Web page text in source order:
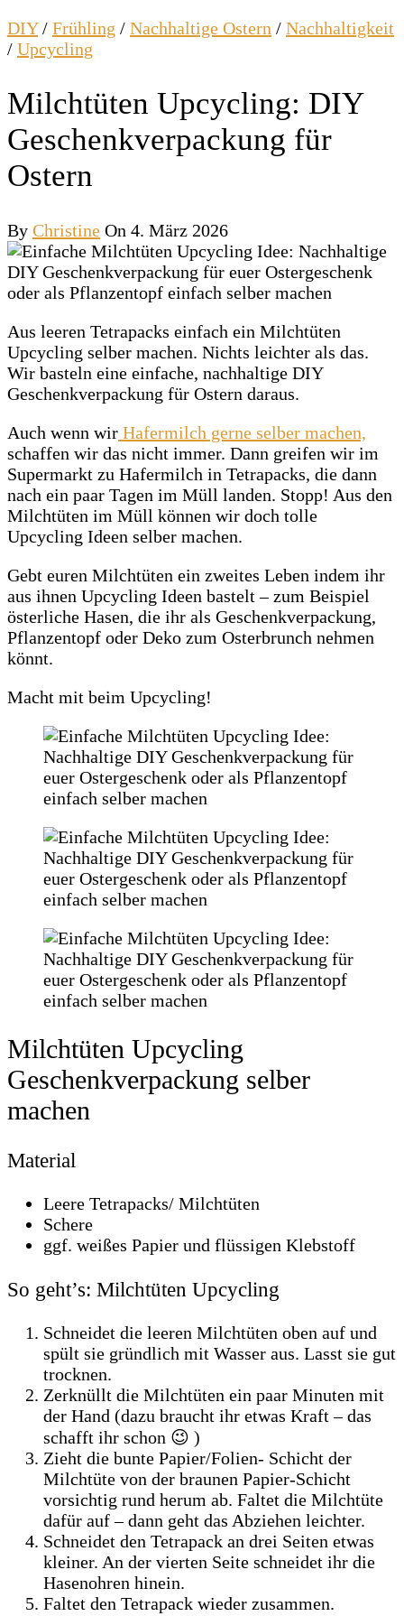
DIY/ Frühling / Nachhaltige Ostern / Nachhaltigkeit
/ Upcycling
Milchtüten Upcycling: DIY
Geschenkverpackung für
Ostern
By Christine On 4. März 2026
Aus leeren Tetrapacks einfach ein Milchtüten
Upcycling selber machen. Nichts leichter als das.
Wir basteln eine einfache, nachhaltige DIY
Geschenkverpackung für Ostern daraus.
Auch wenn wir Hafermilch gerne selber machen,
schaffen wir das nicht immer. Dann greifen wir im
Supermarkt zu Hafermilch in Tetrapacks, die dann
nach ein paar Tagen im Müll landen. Stopp! Aus den
Milchtüten im Müll können wir doch tolle
Upcycling Ideen selber machen.
Gebt euren Milchtüten ein zweites Leben indem ihr
aus ihnen Upcycling Ideen bastelt – zum Beispiel
österliche Hasen, die ihr als Geschenkverpackung,
Pflanzentopf oder Deko zum Osterbrunch nehmen
könnt.
Macht mit beim Upcycling!
Milchtüten Upcycling
Geschenkverpackung selber
machen
Material
Leere Tetrapacks/ Milchtüten
Schere
ggf. weißes Papier und flüssigen Klebstoff
So geht’s: Milchtüten Upcycling
Schneidet die leeren Milchtüten oben auf und
spült sie gründlich mit Wasser aus. Lasst sie gut
trocknen.
Zerknüllt die Milchtüten ein paar Minuten mit
der Hand (dazu braucht ihr etwas Kraft – das
schafft ihr schon 😉 )
Zieht die bunte Papier/Folien- Schicht der
Milchtüte von der braunen Papier-Schicht
vorsichtig rund herum ab. Faltet die Milchtüte
dafür auf – dann geht das Abziehen leichter.
Schneidet den Tetrapack an drei Seiten etwas
kleiner. An der vierten Seite schneidet ihr die
Hasenohren hinein.
Faltet den Tetrapack wieder zusammen.